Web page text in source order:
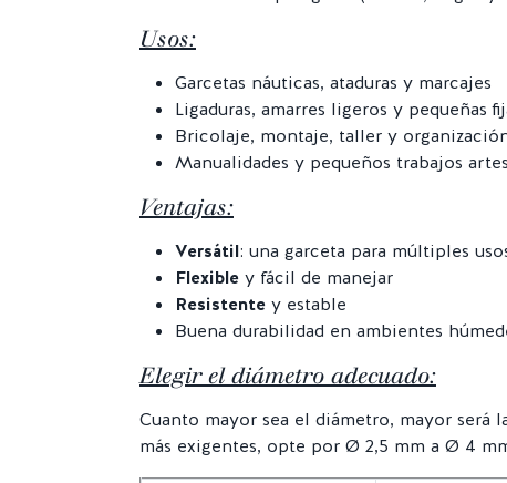
Usos:
Garcetas náuticas, ataduras y marcajes
Ligaduras, amarres ligeros y pequeñas
Bricolaje, montaje, taller y
Manualidades y pequeños trabajos
Ventajas:
Versátil: una garceta para múltiples
Flexible y fácil de manejar
Resistente y estable
Buena durabilidad en ambientes
Elegir el diámetro adecuado:
Cuanto mayor sea el diámetro, mayor será
más exigentes, opte por Ø 2,5 mm a Ø 4